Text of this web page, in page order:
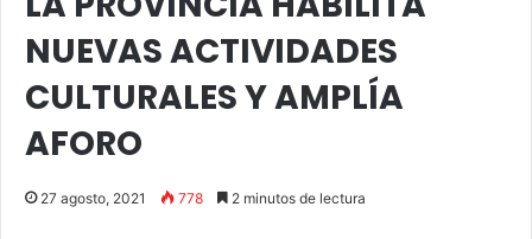
NUEVAS ACTIVIDADES
CULTURALES Y AMPLÍA
AFORO
27 agosto, 2021 778 2 minutos de lectura